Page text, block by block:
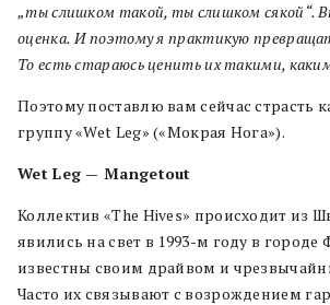
„ты слишком такой, ты слишком сякой“.
оценка. И поэтому я практикую
То есть стараюсь ценить их такими,
Поэтому поставлю вам сейчас страсть
группу «Wet Leg» («Мокрая Нога»).
Wet Leg — Mangetout
Коллектив «The Hives» происходит из
явились на свет в 1993-м году в городе
известны своим драйвом и
Часто их связывают с возрождением